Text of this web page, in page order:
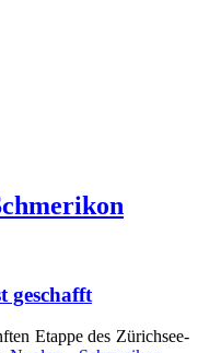
geschafft
Etap­pe des Zürich­see-